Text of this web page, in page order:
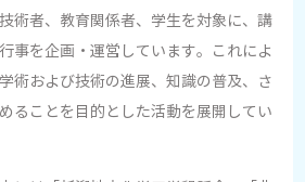
術者、教育関係者、学生を対象に、講
事を企画・運営しています。これによ
術および技術の進展、知識の普及、さ
ることを目的とした活動を展開してい